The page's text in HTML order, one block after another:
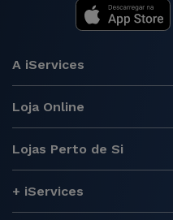
A iServices
Loja Online
Lojas Perto de Si
+ iServices